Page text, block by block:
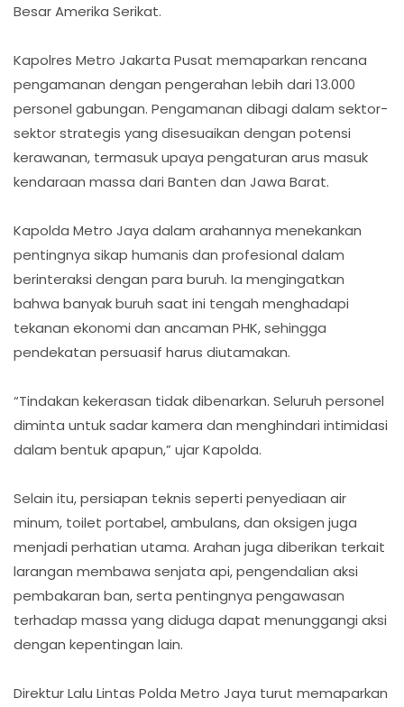
Besar Amerika Serikat.
Kapolres Metro Jakarta Pusat memaparkan rencana
pengamanan dengan pengerahan lebih dari 13.000
personel gabungan. Pengamanan dibagi dalam sektor-
sektor strategis yang disesuaikan dengan potensi
kerawanan, termasuk upaya pengaturan arus masuk
kendaraan massa dari Banten dan Jawa Barat.
Kapolda Metro Jaya dalam arahannya menekankan
pentingnya sikap humanis dan profesional dalam
berinteraksi dengan para buruh. Ia mengingatkan
bahwa banyak buruh saat ini tengah menghadapi
tekanan ekonomi dan ancaman PHK, sehingga
pendekatan persuasif harus diutamakan.
“Tindakan kekerasan tidak dibenarkan. Seluruh personel
diminta untuk sadar kamera dan menghindari intimidasi
dalam bentuk apapun,” ujar Kapolda.
Selain itu, persiapan teknis seperti penyediaan air
minum, toilet portabel, ambulans, dan oksigen juga
menjadi perhatian utama. Arahan juga diberikan terkait
larangan membawa senjata api, pengendalian aksi
pembakaran ban, serta pentingnya pengawasan
terhadap massa yang diduga dapat menunggangi aksi
dengan kepentingan lain.
Direktur Lalu Lintas Polda Metro Jaya turut memaparkan